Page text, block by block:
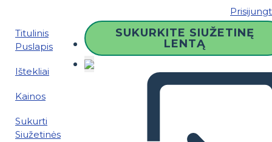
Titulinis
Puslapis
Ištekliai
Kainos
Sukurti
Siužetinės
SUKURKITE SIUŽETINĘ
LENTĄ